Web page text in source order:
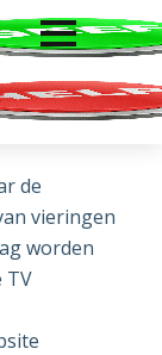
Zoeken
ENTER OM TE OPENEN
de
vieringen
worden
TV